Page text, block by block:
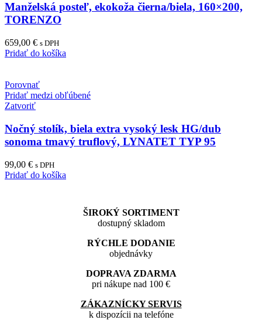
Manželská posteľ, ekokoža čierna/biela, 160×200,
TORENZO
659,00 € s DPH
Pridať do košíka
Porovnať
Pridať medzi obľúbené
Zatvoriť
Nočný stolík, biela extra vysoký lesk HG/dub
sonoma tmavý truflový, LYNATET TYP 95
99,00 € s DPH
Pridať do košíka
ŠIROKÝ SORTIMENT
dostupný skladom
RÝCHLE DODANIE
objednávky
DOPRAVA ZDARMA
pri nákupe nad 100 €
ZÁKAZNÍCKY SERVIS
k dispozícii na telefóne